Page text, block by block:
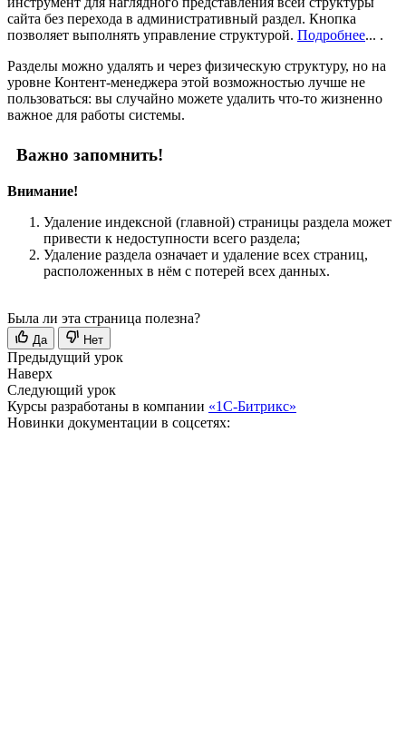
сайта без перехода в административный раздел. Кнопка
позволяет выполнять управление структурой. Подробнее... .
Разделы можно удалять и через физическую структуру, но на
уровне Контент-менеджера этой возможностью лучше не
пользоваться: вы случайно можете удалить что-то жизненно
важное для работы системы.
Важно запомнить!
Внимание!
Удаление индексной (главной) страницы раздела может
привести к недоступности всего раздела;
Удаление раздела означает и удаление всех страниц,
расположенных в нём с потерей всех данных.
Была ли эта страница полезна?
Да Нет
Предыдущий урок
Наверх
Следующий урок
Курсы разработаны в компании «1С-Битрикс»
Новинки документации в соцсетях: